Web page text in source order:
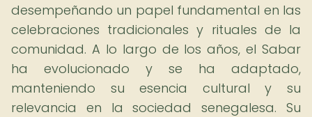
desempeñando un papel fundamental en las
celebraciones tradicionales y rituales de la
comunidad. A lo largo de los años, el Sabar
ha evolucionado y se ha adaptado,
manteniendo su esencia cultural y su
relevancia en la sociedad senegalesa. Su